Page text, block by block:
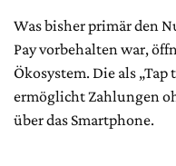
Was bisher primär den
Pay vorbehalten war,
Ökosystem. Die als
ermöglicht Zahlungen
über das Smartphone.